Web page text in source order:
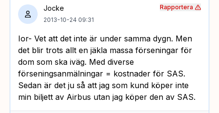
Jocke
2013-10-24 09:31
Ior- Vet att det inte är under samma dygn. Men
det blir trots allt en jäkla massa förseningar för
dom som ska iväg. Med diverse
förseningsanmälningar = kostnader för SAS.
Sedan är det ju så att jag som kund köper inte
min biljett av Airbus utan jag köper den av SAS.
Rapportera